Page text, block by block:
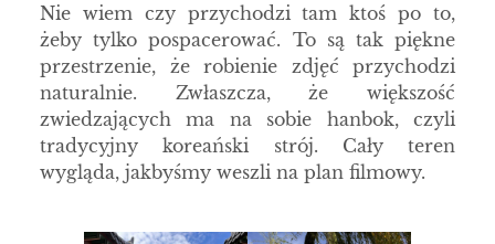
Nie wiem czy przychodzi tam ktoś po to,
żeby tylko pospacerować. To są tak piękne
przestrzenie, że robienie zdjęć przychodzi
naturalnie. Zwłaszcza, że większość
zwiedzających ma na sobie hanbok, czyli
tradycyjny koreański strój. Cały teren
wygląda, jakbyśmy weszli na plan filmowy.